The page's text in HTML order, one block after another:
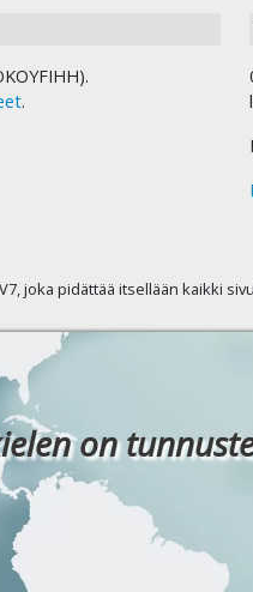
.
joka pidättää itsellään kaikki
on